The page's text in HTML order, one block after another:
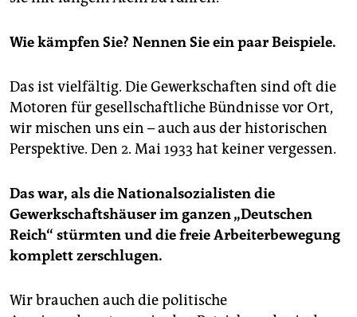
Wie kämpfen Sie? Nennen Sie ein paar Beispiele.
Das ist vielfältig. Die Gewerkschaften sind oft die
Motoren für gesellschaftliche Bündnisse vor Ort,
wir mischen uns ein – auch aus der historischen
Perspektive. Den 2. Mai 1933 hat keiner vergessen.
Das war, als die Nationalsozialisten die
Gewerkschaftshäuser im ganzen „Deutschen
Reich“ stürmten und die freie Arbeiterbewegung
komplett zerschlugen.
Wir brauchen auch die politische